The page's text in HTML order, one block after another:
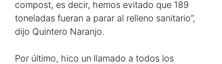
compost, es decir, hemos evitado que 189
toneladas fueran a parar al relleno sanitario”,
dijo Quintero Naranjo.
Por último, hico un llamado a todos los